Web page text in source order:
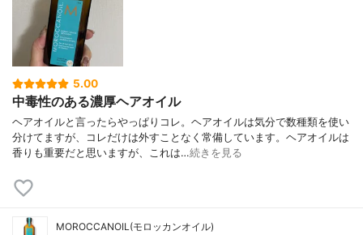
5.00
中毒性のある濃厚ヘアオイル
ヘアオイルと言ったらやっぱりコレ。ヘアオイルは気分で数種類を使い
分けてますが、コレだけは外すことなく常備しています。ヘアオイルは
香りも重要だと思いますが、これは…続きを見る
MOROCCANOIL(モロッカンオイル)